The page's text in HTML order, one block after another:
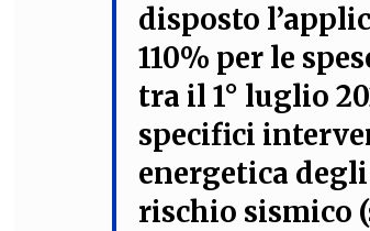
disposto
110% per le
tra il 1° luglio
specifici
energetica
rischio sismico